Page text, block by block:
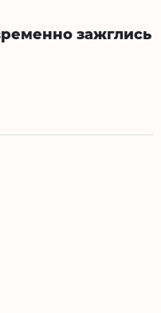
зажглись